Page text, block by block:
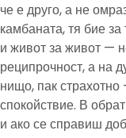
че е друго, а не
камбаната, тя бие
и живот за живот —
реципрочност, а на
нищо, пак
спокойствие. В
и ако се справиш